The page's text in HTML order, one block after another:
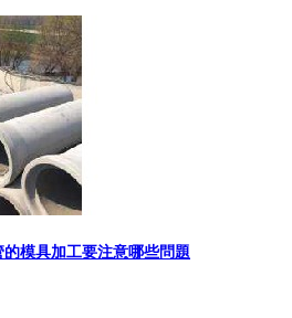
模具加工要注意哪些問題